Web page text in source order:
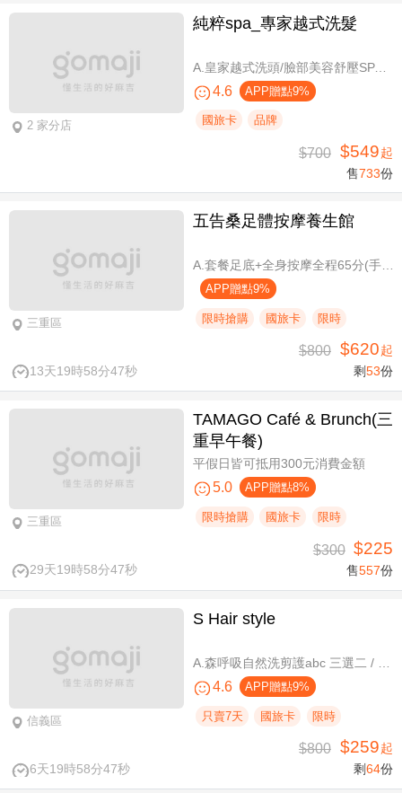
2 家分店
純粹spa_專家越式洗髮
A.皇家越式洗頭/臉部美容舒壓SPA/舒壓採耳SPA 三選一40分(手技40分) / B.越式經典足底深層保養+去足繭+精油按摩 / C.越式純粹經典套餐(臉部美容舒壓SPA/舒壓採耳SPA二選一)全程80分(手技80分) / D.越式皇家古法按摩|全身越式精油舒壓/越式古法指壓 任選全程60分(手技60分)
4.6 APP贈點9%
國旅卡 品牌
$700 $549起
售733份
三重區
五告桑足體按摩養生館
APP贈點9%
限時搶購 國旅卡 限時
13天19時58分47秒
$800 $620起
剩53份
三重區
TAMAGO Café & Brunch(三
重早午餐)
平假日皆可抵用300元消費金額
5.0 APP贈點8%
限時搶購 國旅卡 限時
29天19時58分47秒
$300 $225
售557份
信義區
S Hair style
4.6 APP贈點9%
只賣7天 國旅卡 限時
6天19時58分47秒
$800 $259起
剩64份